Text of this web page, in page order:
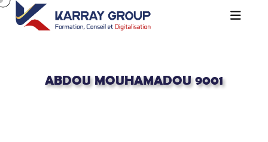
ABDOU MOUHAMADOU 9001